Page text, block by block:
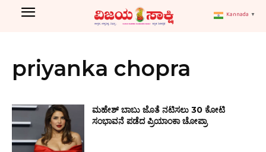
priyanka chopra
ಮಹೇಶ್ ಬಾಬು ಜೊತೆ ನಟಿಸಲು 30 ಕೋಟಿ
ಸಂಭಾವನೆ ಪಡೆದ ಪ್ರಿಯಾಂಕಾ ಚೋಪ್ರಾ
Kannada ▼